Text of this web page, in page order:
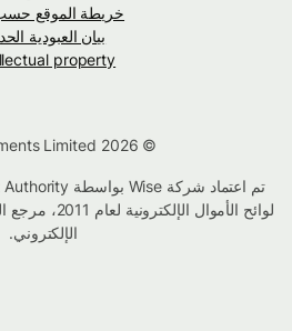
خريطة الموقع حسب
بيان العبودية الحديثة
property
لوائح الأموال الإلكترونية لعام 2011، مرجع الشركة
الإلكتروني.